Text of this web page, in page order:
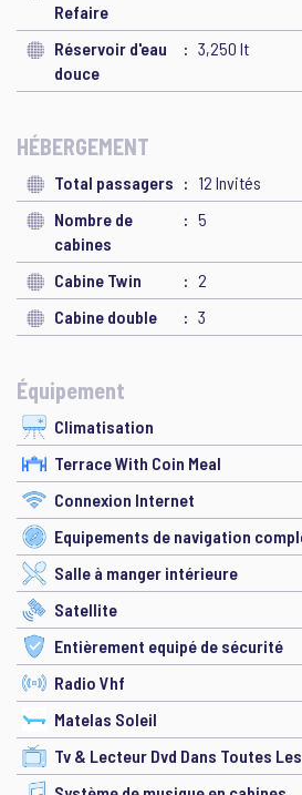
Refaire
Réservoir d'eau
douce
3,250 lt
HÉBERGEMENT
Total passagers
12 Invités
Nombre de
cabines
5
Cabine Twin
2
Cabine double
3
Équipement
Climatisation
Terrace With Coin Meal
Connexion Internet
Equipements de navigation
Salle à manger intérieure
Satellite
Entièrement equipé de sécurité
Radio Vhf
Matelas Soleil
Tv & Lecteur Dvd Dans Toutes